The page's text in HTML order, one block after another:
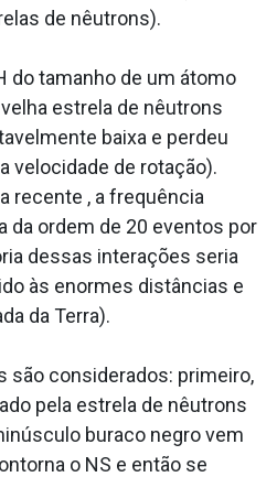
de nêutrons).
do tamanho de um átomo
estrela de nêutrons
baixa e perdeu
velocidade de rotação).
recente , a frequência
da ordem de 20 eventos por
dessas interações seria
às enormes distâncias e
da Terra).
são considerados: primeiro,
pela estrela de nêutrons
buraco negro vem
o NS e então se